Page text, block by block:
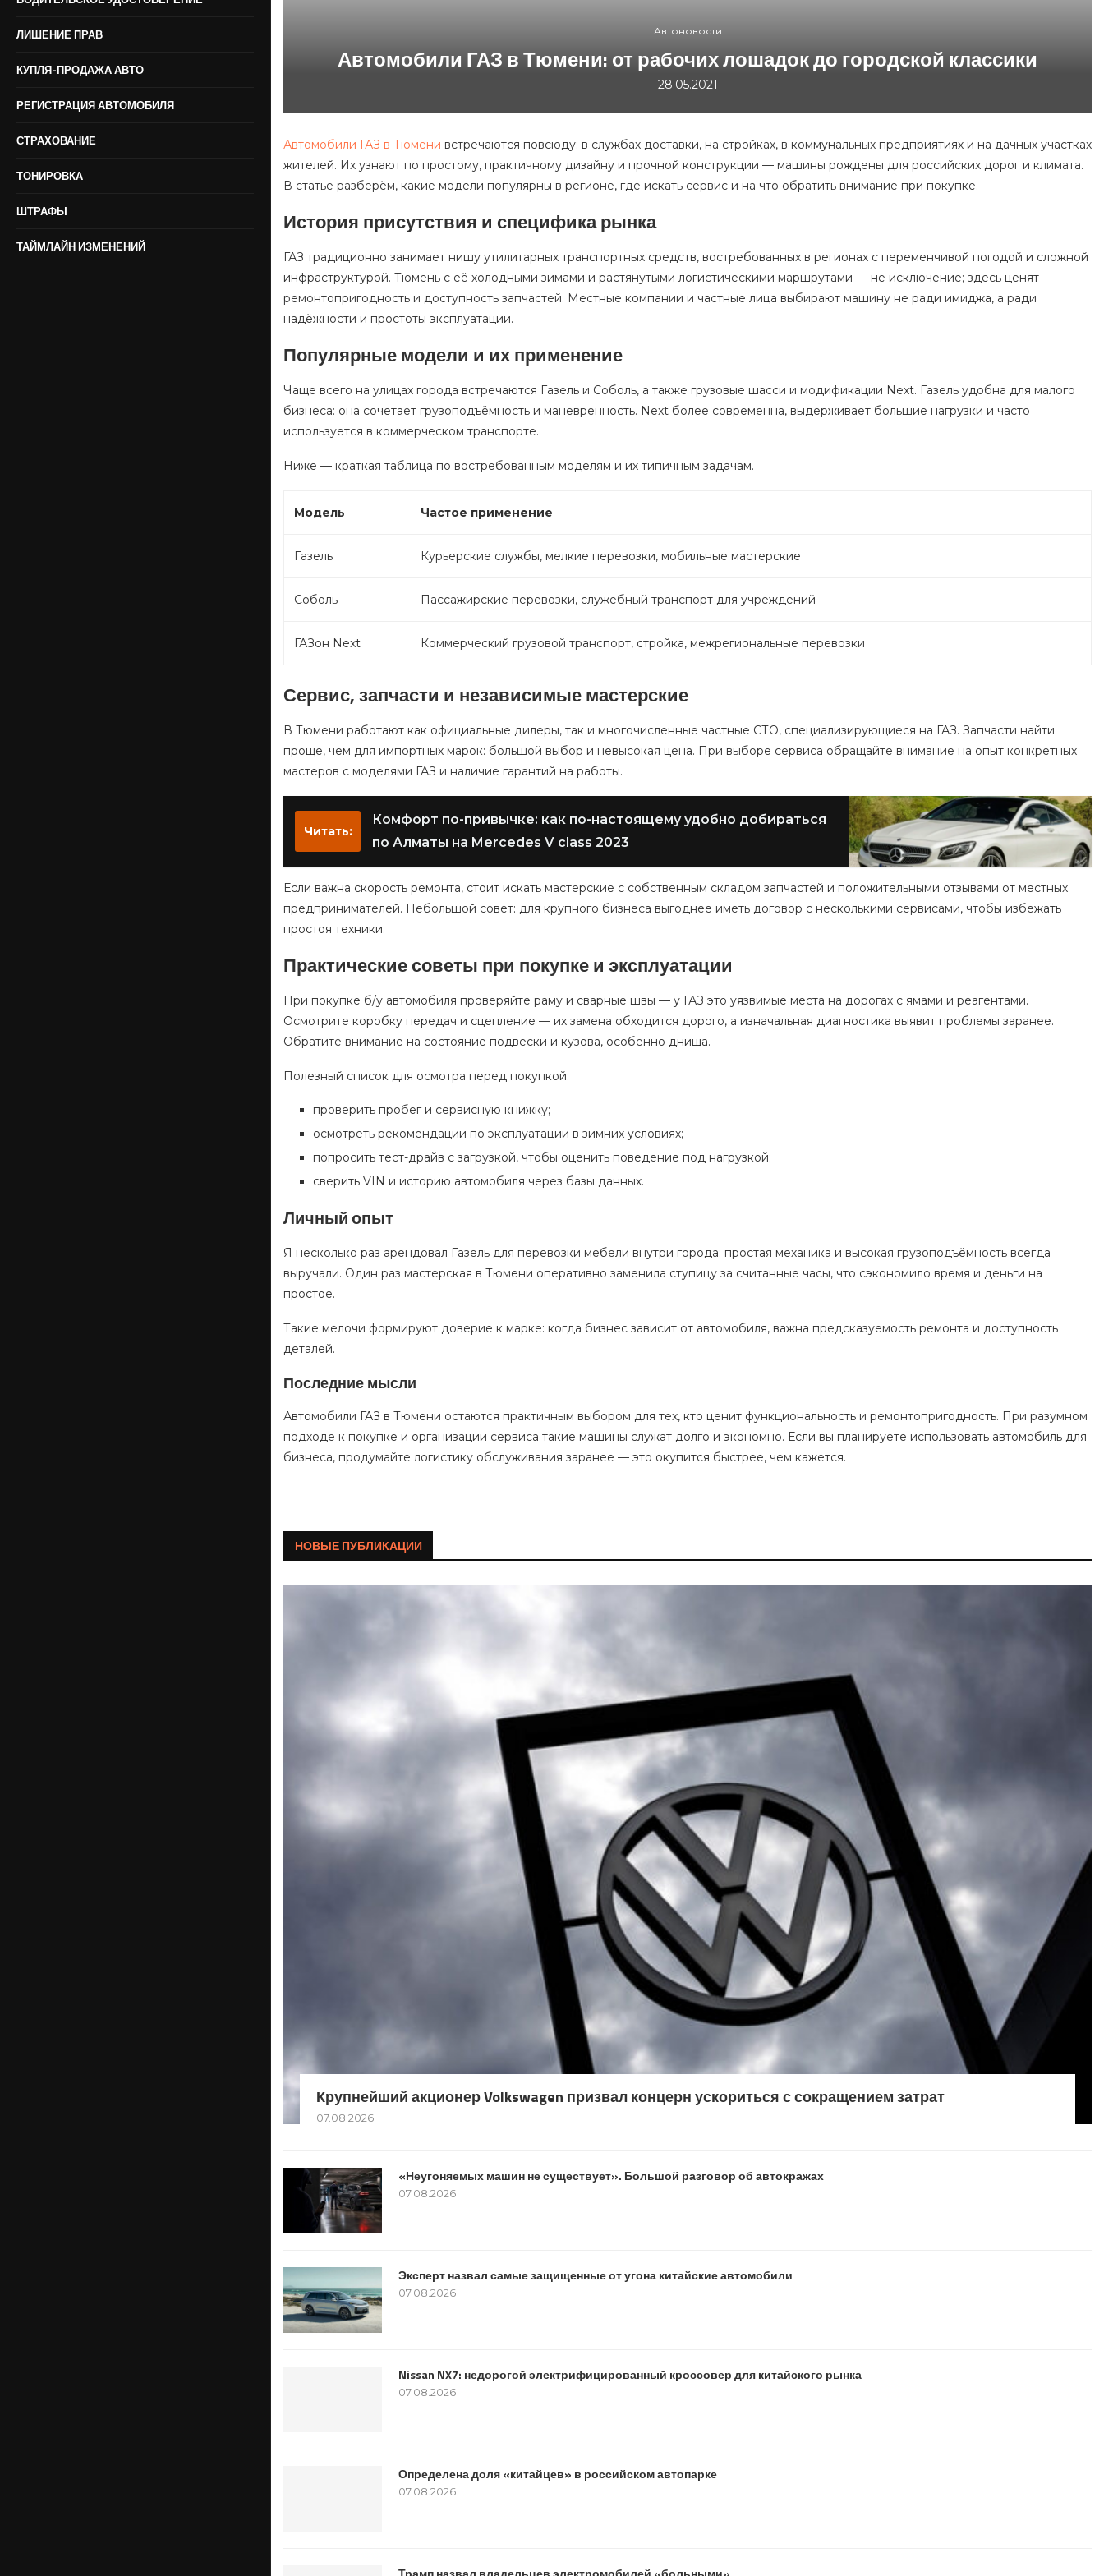
ЛИШЕНИЕ ПРАВ
КУПЛЯ-ПРОДАЖА АВТО
РЕГИСТРАЦИЯ АВТОМОБИЛЯ
СТРАХОВАНИЕ
ТОНИРОВКА
ШТРАФЫ
ТАЙМЛАЙН ИЗМЕНЕНИЙ
Автоновости
Автомобили ГАЗ в Тюмени: от рабочих лошадок до городской классики
28.05.2021
Автомобили ГАЗ в Тюмени встречаются повсюду: в службах доставки, на стройках, в коммунальных предприятиях и на дачных участках
жителей. Их узнают по простому, практичному дизайну и прочной конструкции — машины рождены для российских дорог и климата.
В статье разберём, какие модели популярны в регионе, где искать сервис и на что обратить внимание при покупке.
История присутствия и специфика рынка
ГАЗ традиционно занимает нишу утилитарных транспортных средств, востребованных в регионах с переменчивой погодой и сложной
инфраструктурой. Тюмень с её холодными зимами и растянутыми логистическими маршрутами — не исключение; здесь ценят
ремонтопригодность и доступность запчастей. Местные компании и частные лица выбирают машину не ради имиджа, а ради
надёжности и простоты эксплуатации.
Популярные модели и их применение
Чаще всего на улицах города встречаются Газель и Соболь, а также грузовые шасси и модификации Next. Газель удобна для малого
бизнеса: она сочетает грузоподъёмность и маневренность. Next более современна, выдерживает большие нагрузки и часто
используется в коммерческом транспорте.
Ниже — краткая таблица по востребованным моделям и их типичным задачам.
Модель Частое применение
Газель Курьерские службы, мелкие перевозки, мобильные мастерские
Соболь Пассажирские перевозки, служебный транспорт для учреждений
ГАЗон Next Коммерческий грузовой транспорт, стройка, межрегиональные перевозки
Сервис, запчасти и независимые мастерские
В Тюмени работают как официальные дилеры, так и многочисленные частные СТО, специализирующиеся на ГАЗ. Запчасти найти
проще, чем для импортных марок: большой выбор и невысокая цена. При выборе сервиса обращайте внимание на опыт конкретных
мастеров с моделями ГАЗ и наличие гарантий на работы.
Читать:
Комфорт по-привычке: как по-настоящему удобно добираться
по Алматы на Mercedes V class 2023
Если важна скорость ремонта, стоит искать мастерские с собственным складом запчастей и положительными отзывами от местных
предпринимателей. Небольшой совет: для крупного бизнеса выгоднее иметь договор с несколькими сервисами, чтобы избежать
простоя техники.
Практические советы при покупке и эксплуатации
При покупке б/у автомобиля проверяйте раму и сварные швы — у ГАЗ это уязвимые места на дорогах с ямами и реагентами.
Осмотрите коробку передач и сцепление — их замена обходится дорого, а изначальная диагностика выявит проблемы заранее.
Обратите внимание на состояние подвески и кузова, особенно днища.
Полезный список для осмотра перед покупкой:
проверить пробег и сервисную книжку;
осмотреть рекомендации по эксплуатации в зимних условиях;
попросить тест-драйв с загрузкой, чтобы оценить поведение под нагрузкой;
сверить VIN и историю автомобиля через базы данных.
Личный опыт
Я несколько раз арендовал Газель для перевозки мебели внутри города: простая механика и высокая грузоподъёмность всегда
выручали. Один раз мастерская в Тюмени оперативно заменила ступицу за считанные часы, что сэкономило время и деньги на
простое.
Такие мелочи формируют доверие к марке: когда бизнес зависит от автомобиля, важна предсказуемость ремонта и доступность
деталей.
Последние мысли
Автомобили ГАЗ в Тюмени остаются практичным выбором для тех, кто ценит функциональность и ремонтопригодность. При разумном
подходе к покупке и организации сервиса такие машины служат долго и экономно. Если вы планируете использовать автомобиль для
бизнеса, продумайте логистику обслуживания заранее — это окупится быстрее, чем кажется.
НОВЫЕ ПУБЛИКАЦИИ
Крупнейший акционер Volkswagen призвал концерн ускориться с сокращением затрат
07.08.2026
«Неугоняемых машин не существует». Большой разговор об автокражах
07.08.2026
Эксперт назвал самые защищенные от угона китайские автомобили
07.08.2026
Nissan NX7: недорогой электрифицированный кроссовер для китайского рынка
07.08.2026
Определена доля «китайцев» в российском автопарке
07.08.2026